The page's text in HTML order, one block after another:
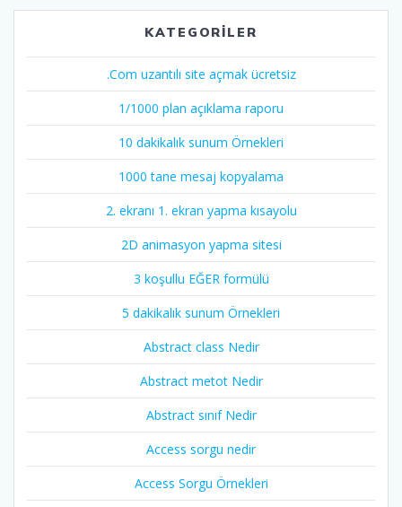
KATEGORILER
.Com uzantılı site açmak ücretsiz
1/1000 plan açıklama raporu
10 dakikalık sunum Örnekleri
1000 tane mesaj kopyalama
2. ekranı 1. ekran yapma kısayolu
2D animasyon yapma sitesi
3 koşullu EĞER formülü
5 dakikalık sunum Örnekleri
Abstract class Nedir
Abstract metot Nedir
Abstract sınıf Nedir
Access sorgu nedir
Access Sorgu Örnekleri